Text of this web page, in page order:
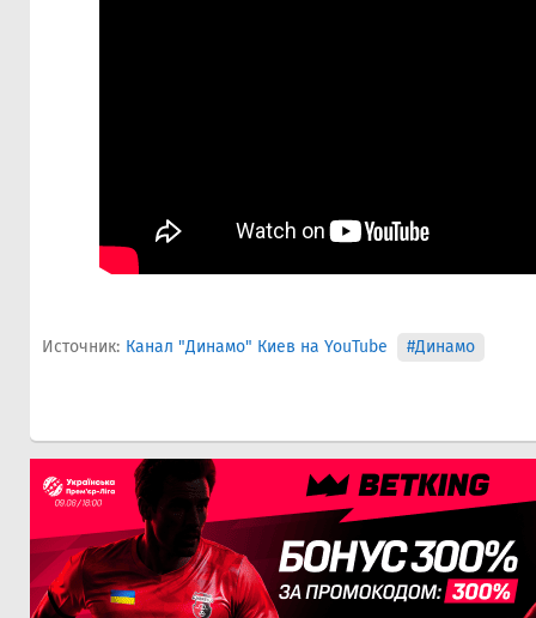
Источник: Канал "Динамо" Киев на YouTube #Динамо